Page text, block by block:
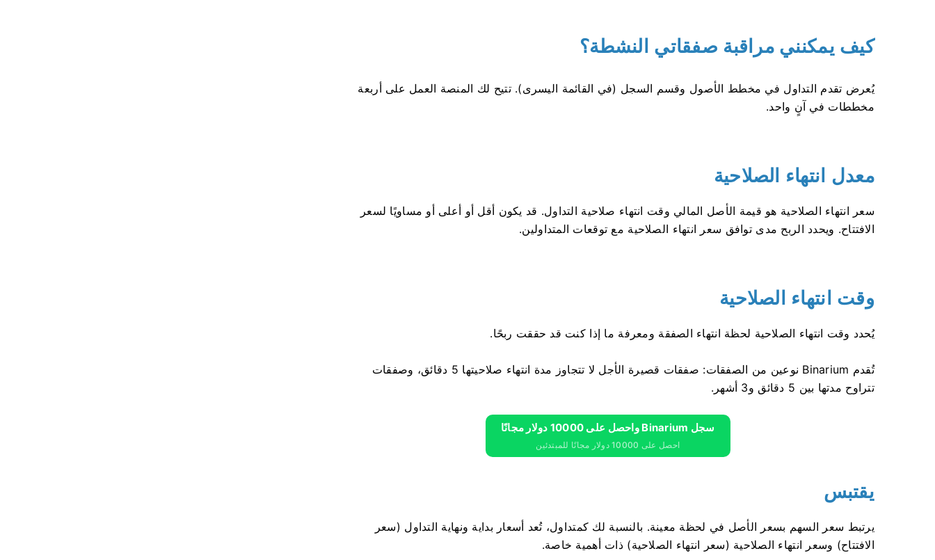
كيف يمكنني مراقبة صفقاتي النشطة؟
يُعرض تقدم التداول في مخطط الأصول وقسم السجل (في القائمة اليسرى). تتيح لك المنصة العمل على أربعة
مخططات في آنٍ واحد.
معدل انتهاء الصلاحية
سعر انتهاء الصلاحية هو قيمة الأصل المالي وقت انتهاء صلاحية التداول. قد يكون أقل أو أعلى أو مساويًا لسعر
الافتتاح. ويحدد الربح مدى توافق سعر انتهاء الصلاحية مع توقعات المتداولين.
وقت انتهاء الصلاحية
يُحدد وقت انتهاء الصلاحية لحظة انتهاء الصفقة ومعرفة ما إذا كنت قد حققت ربحًا.
تُقدم Binarium نوعين من الصفقات: صفقات قصيرة الأجل لا تتجاوز مدة انتهاء صلاحيتها 5 دقائق، وصفقات
تتراوح مدتها بين 5 دقائق و3 أشهر.
سجل Binarium واحصل على 10000 دولار مجانًا
احصل على 10000 دولار مجانًا للمبتدئين
يقتبس
يرتبط سعر السهم بسعر الأصل في لحظة معينة. بالنسبة لك كمتداول، تُعد أسعار بداية ونهاية التداول (سعر
الافتتاح) وسعر انتهاء الصلاحية (سعر انتهاء الصلاحية) ذات أهمية خاصة.